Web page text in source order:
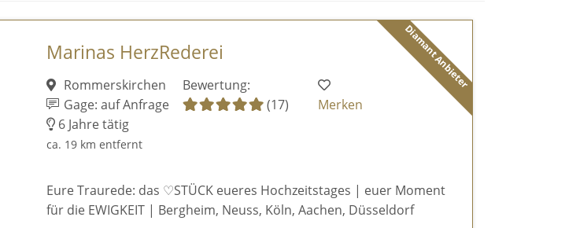
Diamant Anbieter
Marinas HerzRederei
Rommerskirchen
Gage: auf Anfrage
6 Jahre tätig
ca. 19 km entfernt
Bewertung:
(17)
Merken
Eure Traurede: das ♡STÜCK eueres Hochzeitstages | euer Moment
für die EWIGKEIT | Bergheim, Neuss, Köln, Aachen, Düsseldorf